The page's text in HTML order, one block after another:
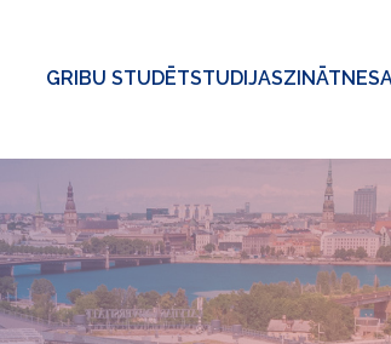
GRIBU STUDĒTSTUDIJASZINĀTNE